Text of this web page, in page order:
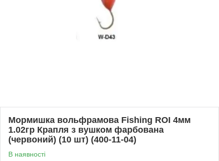
Мормишка вольфрамова Fishing ROI 4мм
1.02гр Крапля з вушком фарбована
(червоний) (10 шт) (400-11-04)
В наявності